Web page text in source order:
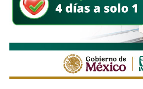
El 2 de mayo de 1982,el submarino
Conqueror hundió al crucero ARA
cuando navegaba fuera de la zona de
por Gran Bretaña.Murieron 323
el día más sangriento de la guerra y
la flota sudamericana se